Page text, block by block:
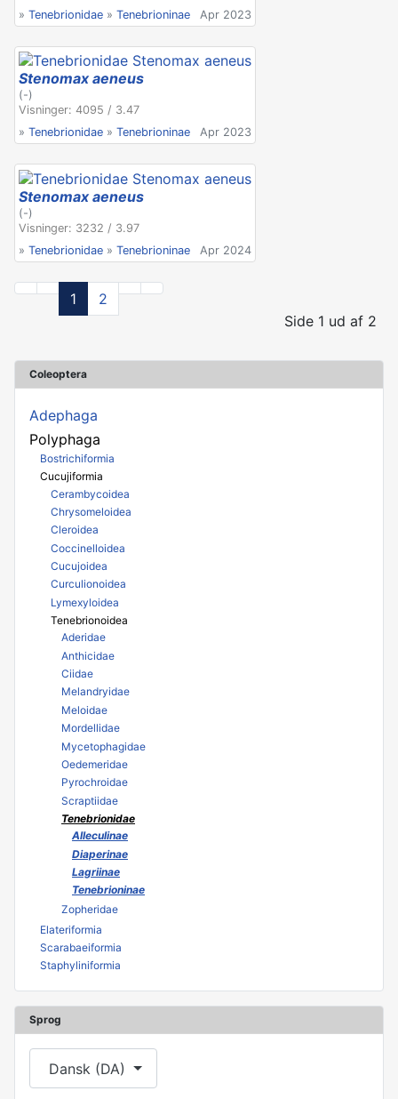
Coleoptera
Adephaga
Polyphaga
Bostrichiformia
Cucujiformia
Cerambycoidea
Chrysomeloidea
Cleroidea
Coccinelloidea
Cucujoidea
Curculionoidea
Lymexyloidea
Tenebrionoidea
Aderidae
Anthicidae
Ciidae
Melandryidae
Meloidae
Mordellidae
Mycetophagidae
Oedemeridae
Pyrochroidae
Scraptiidae
Tenebrionidae
Alleculinae
Diaperinae
Lagriinae
Tenebrioninae
Zopheridae
Elateriformia
Scarabaeiformia
Staphyliniformia
Sprog
Vælg dit sprog
Dansk (DA)
» Tenebrionidae » Tenebrioninae Apr 2023
Stenomax aeneus
(-)
Visninger: 4095 / 3.47
» Tenebrionidae » Tenebrioninae Apr 2023
Stenomax aeneus
(-)
Visninger: 3232 / 3.97
» Tenebrionidae » Tenebrioninae Apr 2024
Side 1 ud af 2
1 2